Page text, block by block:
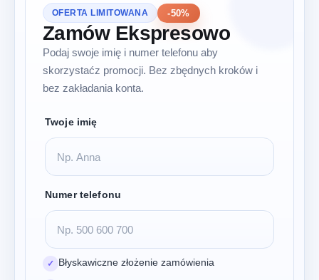
OFERTA LIMITOWANA -50%
Zamów Ekspresowo
Podaj swoje imię i numer telefonu aby
skorzystaćz promocji. Bez zbędnych kroków i
bez zakładania konta.
Twoje imię
Numer telefonu
✓ Błyskawiczne złożenie zamówienia